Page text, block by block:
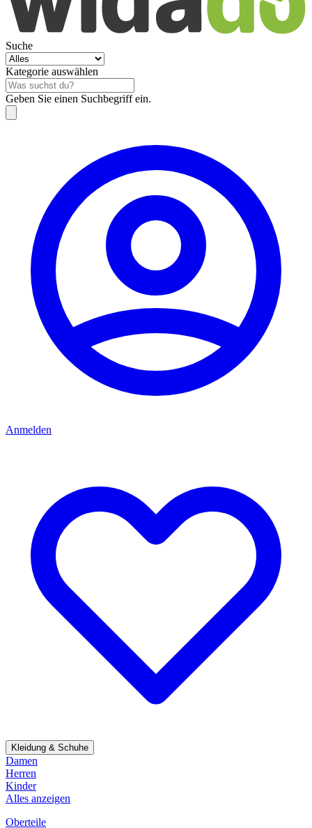
Suche
Kategorie auswählen
Geben Sie einen Suchbegriff ein.
Anmelden
Kleidung & Schuhe
Damen
Herren
Kinder
Alles anzeigen
Oberteile